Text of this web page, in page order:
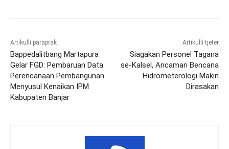
Artikulli paraprak
Bappedalitbang Martapura
Gelar FGD: Pembaruan Data
Perencanaan Pembangunan
Menyusul Kenaikan IPM
Kabupaten Banjar
Artikulli tjetër
Siagakan Personel Tagana
se-Kalsel, Ancaman Bencana
Hidrometerologi Makin
Dirasakan